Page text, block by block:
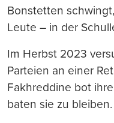
Bonstetten
Leute – in der
Im Herbst 2023
Parteien an einer
Fakhreddine bot
baten sie zu bleiben.